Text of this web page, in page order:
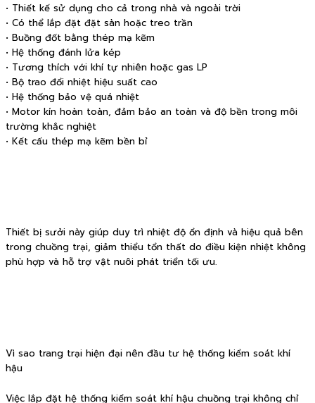
• Thiết kế sử dụng cho cả trong nhà và ngoài trời
• Có thể lắp đặt đặt sàn hoặc treo trần
• Buồng đốt bằng thép mạ kẽm
• Hệ thống đánh lửa kép
• Tương thích với khí tự nhiên hoặc gas LP
• Bộ trao đổi nhiệt hiệu suất cao
• Hệ thống bảo vệ quá nhiệt
• Motor kín hoàn toàn, đảm bảo an toàn và độ bền trong môi
trường khắc nghiệt
• Kết cấu thép mạ kẽm bền bỉ
Thiết bị sưởi này giúp duy trì nhiệt độ ổn định và hiệu quả bên
trong chuồng trại, giảm thiểu tổn thất do điều kiện nhiệt không
phù hợp và hỗ trợ vật nuôi phát triển tối ưu.
Vì sao trang trại hiện đại nên đầu tư hệ thống kiểm soát khí
hậu
Việc lắp đặt hệ thống kiểm soát khí hậu chuồng trại không chỉ